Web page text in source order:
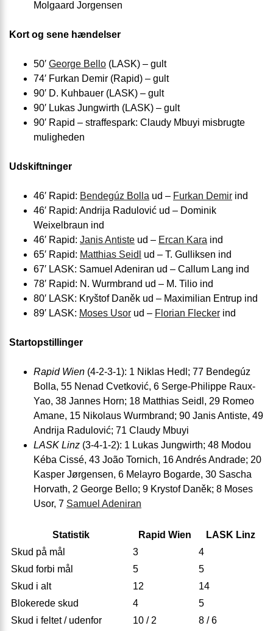
Molgaard Jorgensen
Kort og sene hændelser
50′ George Bello (LASK) – gult
74′ Furkan Demir (Rapid) – gult
90′ D. Kuhbauer (LASK) – gult
90′ Lukas Jungwirth (LASK) – gult
90′ Rapid – straffespark: Claudy Mbuyi misbrugte
muligheden
Udskiftninger
46′ Rapid: Bendegúz Bolla ud – Furkan Demir ind
46′ Rapid: Andrija Radulović ud – Dominik
Weixelbraun ind
46′ Rapid: Janis Antiste ud – Ercan Kara ind
65′ Rapid: Matthias Seidl
ud – T. Gulliksen ind
67′ LASK: Samuel Adeniran ud – Callum Lang ind
78′ Rapid: N. Wurmbrand ud – M. Tilio ind
80′ LASK: Kryštof Daněk ud – Maximilian Entrup ind
89′ LASK: Moses Usor ud – Florian Flecker ind
Startopstillinger
Rapid Wien (4-2-3-1): 1 Niklas Hedl; 77 Bendegúz
Bolla, 55 Nenad Cvetković, 6 Serge-Philippe Raux-
Yao, 38 Jannes Horn; 18 Matthias Seidl, 29 Romeo
Amane, 15 Nikolaus Wurmbrand; 90 Janis Antiste, 49
Andrija Radulović; 71 Claudy Mbuyi
LASK Linz (3-4-1-2): 1 Lukas Jungwirth; 48 Modou
Kéba Cissé, 43 João Tornich, 16 Andrés Andrade; 20
Kasper Jørgensen, 6 Melayro Bogarde, 30 Sascha
Horvath, 2 George Bello; 9 Krystof Daněk; 8 Moses
Usor, 7 Samuel Adeniran
Statistik Rapid Wien
LASK Linz
Skud på mål
3
4
Skud forbi mål
5
5
Skud i alt
12
14
Blokerede skud
4
5
Skud i feltet / udenfor
10 / 2
8 / 6